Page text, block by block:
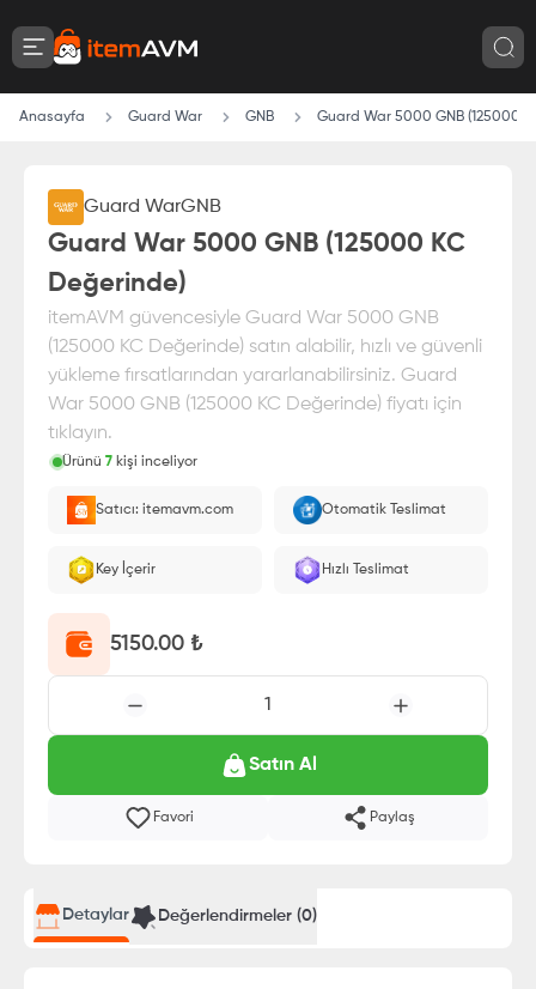
Anasayfa Guard War GNB Guard War 5000 GNB (125000
Guard WarGNB
Guard War 5000 GNB (125000 KC
Değerinde)
itemAVM güvencesiyle Guard War 5000 GNB
(125000 KC Değerinde) satın alabilir, hızlı ve güvenli
yükleme fırsatlarından yararlanabilirsiniz. Guard
War 5000 GNB (125000 KC Değerinde) fiyatı için
tıklayın.
Ürünü 7 kişi inceliyor
E-Pin olarak yüklenir.
Satıcı: itemavm.com Otomatik Teslimat
Key İçerir Hızlı Teslimat
5150.00 ₺
1
Satın Al
Favori Paylaş
Detaylar Değerlendirmeler (0)